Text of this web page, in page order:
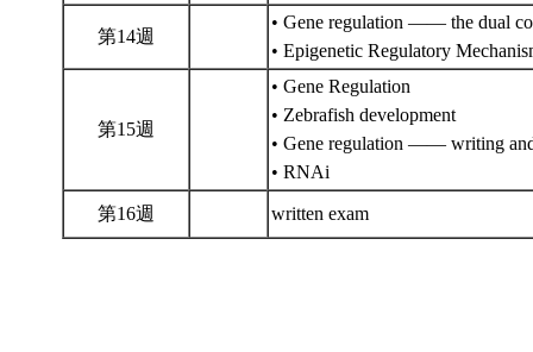
第14週
• Gene regulation —— the dual
• Epigenetic Regulatory
第15週
• Gene Regulation
• Zebrafish development
• Gene regulation —— writing
• RNAi
第16週 written exam